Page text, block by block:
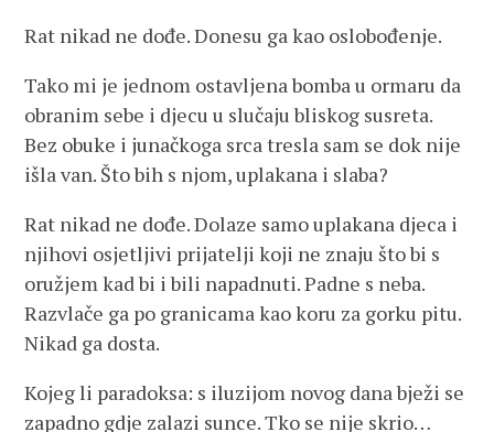
Rat nikad ne dođe. Donesu ga kao oslobođenje.
Tako mi je jednom ostavljena bomba u ormaru da
obranim sebe i djecu u slučaju bliskog susreta.
Bez obuke i junačkoga srca tresla sam se dok nije
išla van. Što bih s njom, uplakana i slaba?
Rat nikad ne dođe. Dolaze samo uplakana djeca i
njihovi osjetljivi prijatelji koji ne znaju što bi s
oružjem kad bi i bili napadnuti. Padne s neba.
Razvlače ga po granicama kao koru za gorku pitu.
Nikad ga dosta.
Kojeg li paradoksa: s iluzijom novog dana bježi se
zapadno gdje zalazi sunce. Tko se nije skrio…